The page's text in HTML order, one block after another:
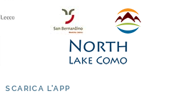
SCARICA L'APP